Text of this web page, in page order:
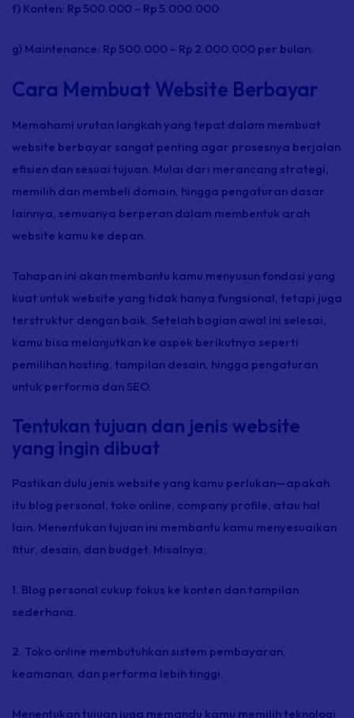
f) Konten: Rp 500.000 – Rp 5.000.000
g) Maintenance: Rp 500.000 – Rp 2.000.000 per bulan.
Cara Membuat Website Berbayar
Memahami urutan langkah yang tepat dalam membuat
website berbayar sangat penting agar prosesnya berjalan
efisien dan sesuai tujuan. Mulai dari merancang strategi,
memilih dan membeli domain, hingga pengaturan dasar
lainnya, semuanya berperan dalam membentuk arah
website kamu ke depan.
Tahapan ini akan membantu kamu menyusun fondasi yang
kuat untuk website yang tidak hanya fungsional, tetapi juga
terstruktur dengan baik. Setelah bagian awal ini selesai,
kamu bisa melanjutkan ke aspek berikutnya seperti
pemilihan hosting, tampilan desain, hingga pengaturan
untuk performa dan SEO.
Tentukan tujuan dan jenis website
yang ingin dibuat
Pastikan dulu jenis website yang kamu perlukan—apakah
itu blog personal, toko online, company profile, atau hal
lain. Menentukan tujuan ini membantu kamu menyesuaikan
fitur, desain, dan budget. Misalnya:
1. Blog personal cukup fokus ke konten dan tampilan
sederhana.
2. Toko online membutuhkan sistem pembayaran,
keamanan, dan performa lebih tinggi.
Menentukan tujuan juga memandu kamu memilih teknologi